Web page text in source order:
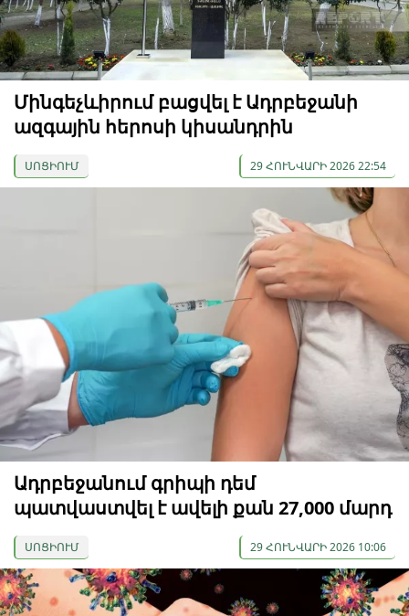
Մինգեչևիրում բացվել է Ադրբեջանի
ազգային հերոսի կիսանդրին
ՍՈՑԻՈՒՄ 29 ՀՈՒՆՎԱՐԻ 2026 22:54
Ադրբեջանում գրիպի դեմ
պատվաստվել է ավելի քան 27,000 մարդ
ՍՈՑԻՈՒՄ 29 ՀՈՒՆՎԱՐԻ 2026 10:06